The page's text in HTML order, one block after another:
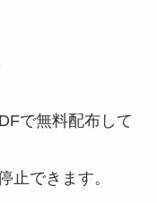
で無料配布して
止できます。